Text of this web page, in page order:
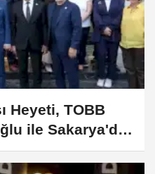
Heyeti, TOBB
ile Sakarya'da